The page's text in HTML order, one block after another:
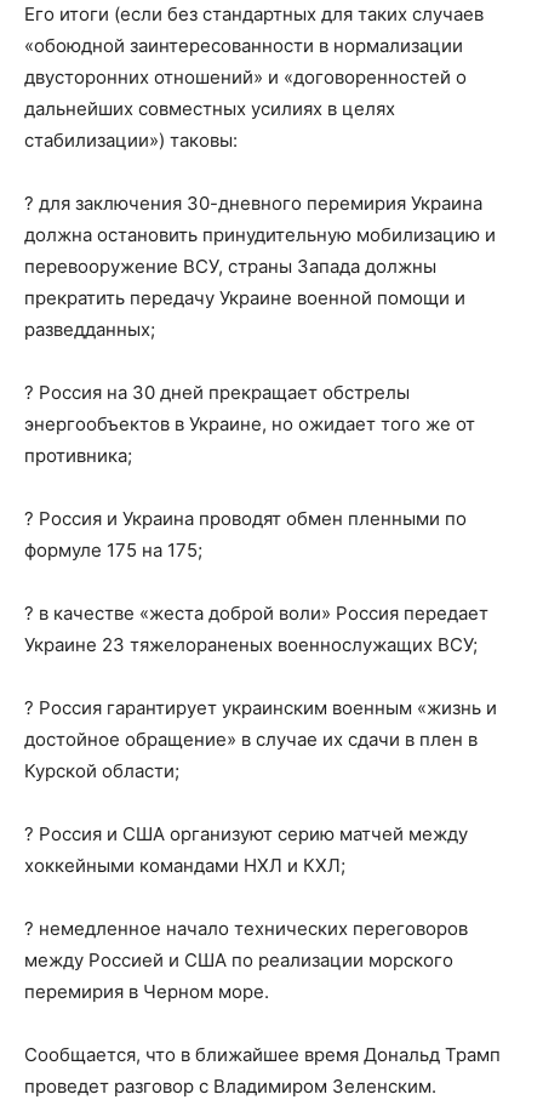
Его итоги (если без стандартных для таких случаев
«обоюдной заинтересованности в нормализации
двусторонних отношений» и «договоренностей о
дальнейших совместных усилиях в целях
стабилизации») таковы:
? для заключения 30-дневного перемирия Украина
должна остановить принудительную мобилизацию и
перевооружение ВСУ, страны Запада должны
прекратить передачу Украине военной помощи и
разведданных;
? Россия на 30 дней прекращает обстрелы
энергообъектов в Украине, но ожидает того же от
противника;
? Россия и Украина проводят обмен пленными по
формуле 175 на 175;
? в качестве «жеста доброй воли» Россия передает
Украине 23 тяжелораненых военнослужащих ВСУ;
? Россия гарантирует украинским военным «жизнь и
достойное обращение» в случае их сдачи в плен в
Курской области;
? Россия и США организуют серию матчей между
хоккейными командами НХЛ и КХЛ;
? немедленное начало технических переговоров
между Россией и США по реализации морского
перемирия в Черном море.
Сообщается, что в ближайшее время Дональд Трамп
проведет разговор с Владимиром Зеленским.